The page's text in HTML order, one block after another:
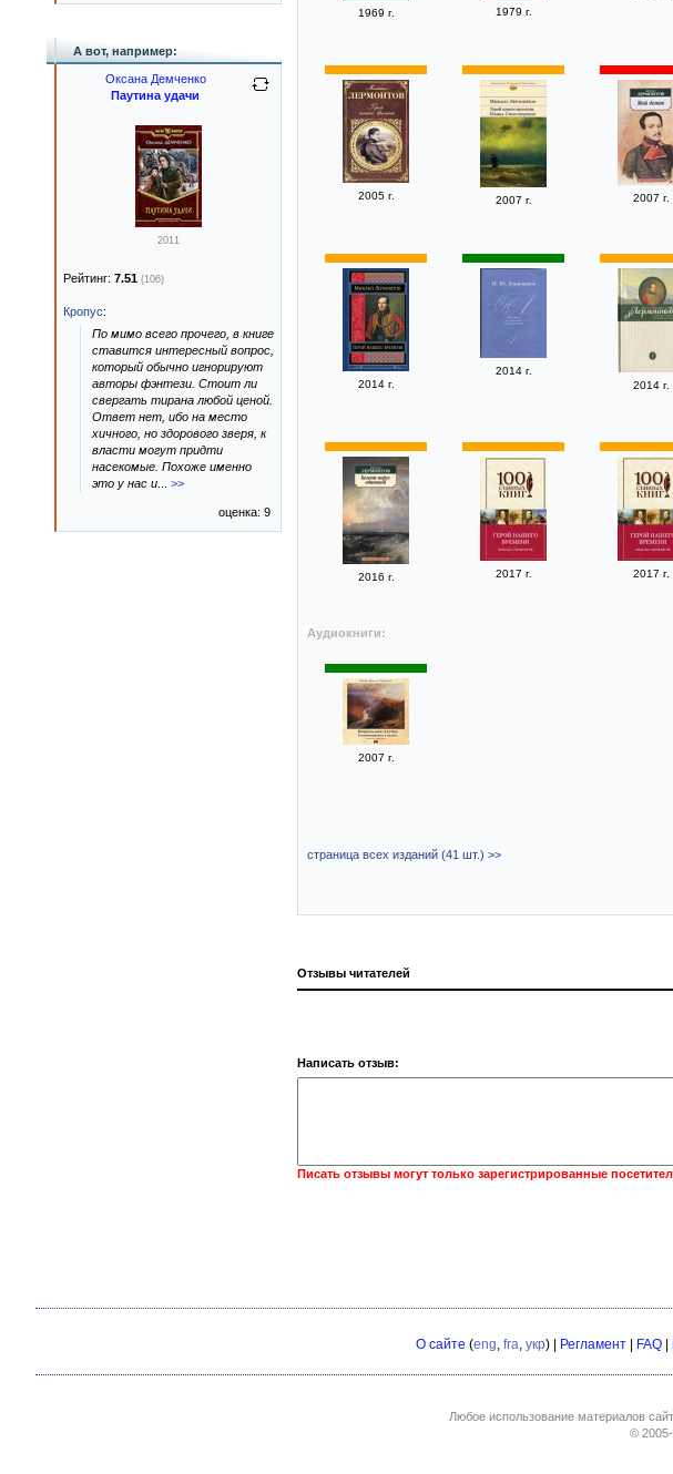
1969 г. 1979 г.
2005 г. 2007 г. 2007 г.
2014 г.
2014 г.
2014 г.
2016 г. 2017 г. 2017 г.
Аудиокниги:
2007 г.
страница всех изданий (41 шт.) >>
Отзывы читателей
Написать отзыв:
Писать отзывы могут только зарегистрированные
А вот, например:
Оксана Демченко
Паутина удачи
2011
Рейтинг: 7.51 (106)
Кропус:
По мимо всего прочего, в книге
ставится интересный вопрос,
который обычно игнорируют
авторы фэнтези. Стоит ли
свергать тирана любой ценой.
Ответ нет, ибо на место
хичного, но здорового зверя, к
власти могут придти
насекомые. Похоже именно
это у нас и
>>
оценка: 9
О сайте (eng, fra, укр) | Регламент FAQ
Любое использование материалов
©